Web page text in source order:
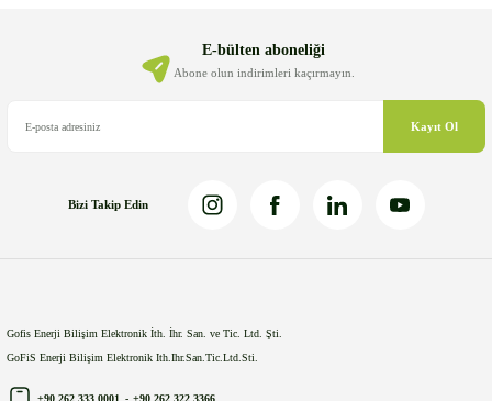
Ürün bilgilerinde hatalar bulunuyor.
Ürün fiyatı diğer sitelerden daha pahalı.
E-bülten aboneliği
Abone olun indirimleri kaçırmayın.
Kayıt Ol
Bizi Takip Edin
Gofis Enerji Bilişim Elektronik İth. İhr. San. ve Tic. Ltd. Şti.
GoFiS Enerji Bilişim Elektronik Ith.Ihr.San.Tic.Ltd.Sti.
+90 262 333 0001 - +90 262 322 3366